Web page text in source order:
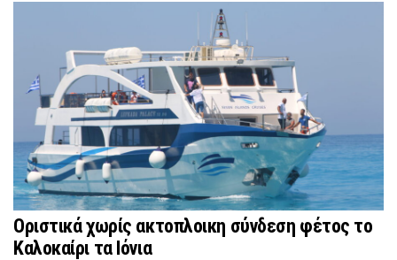
Οριστικά χωρίς ακτοπλοικη σύνδεση φέτος το
Καλοκαίρι τα Ιόνια